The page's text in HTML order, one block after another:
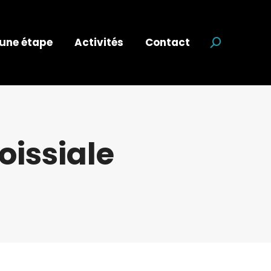
étape Activités Contact Recherche